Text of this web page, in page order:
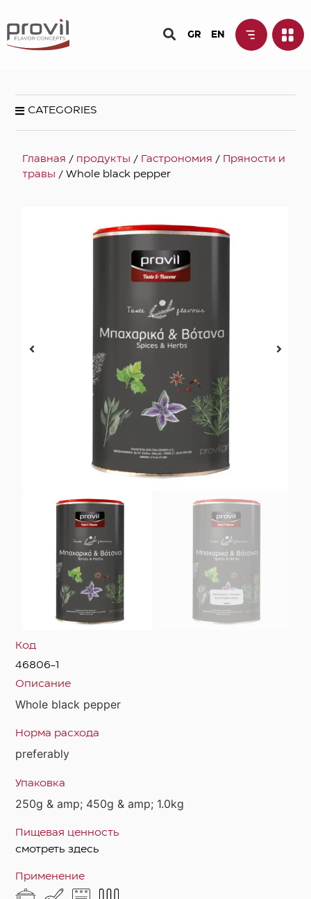
GR EN
CATEGORIES
Главная / продукты / Гастрономия /
Пряности и
травы / Whole black pepper
Код
46806-1
Описание
Whole black pepper
Норма расхода
preferably
Упаковка
250g & amp; 450g & amp; 1.0kg
Пищевая ценность
смотреть здесь
Применение